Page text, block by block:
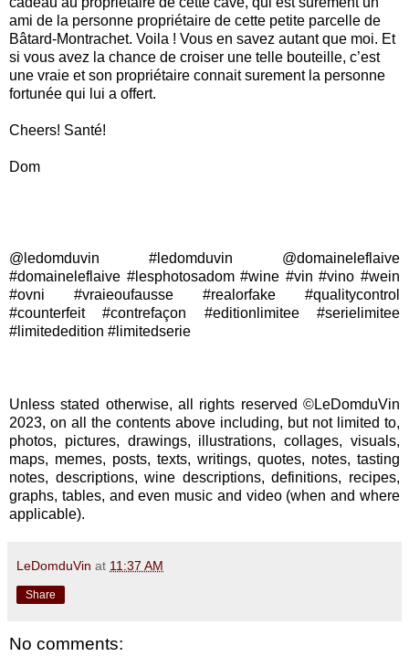
ami de la personne propriétaire de cette petite parcelle de
Bâtard-Montrachet. Voila ! Vous en savez autant que moi. Et
si vous avez la chance de croiser une telle bouteille, c’est
une vraie et son propriétaire connait surement la personne
fortunée qui lui a offert.
Cheers! Santé!
Dom
@ledomduvin #ledomduvin @domaineleflaive
#domaineleflaive #lesphotosadom #wine #vin #vino #wein
#ovni #vraieoufausse #realorfake #qualitycontrol
#counterfeit #contrefaçon #editionlimitee #serielimitee
#limitededition #limitedserie
Unless stated otherwise, all rights reserved ©LeDomduVin
2023, on all the contents above including, but not limited to,
photos, pictures, drawings, illustrations, collages, visuals,
maps, memes, posts, texts, writings, quotes, notes, tasting
notes, descriptions, wine descriptions, definitions, recipes,
graphs, tables, and even music and video (when and where
applicable).
LeDomduVin at 11:37 AM
Share
No comments: